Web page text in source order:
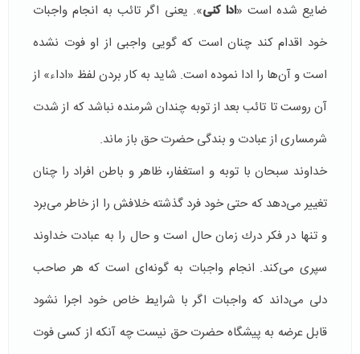
ضایع شده است «ادا كنی». یعنی اگر تائب به انجام واجبات
خود اقدام كند چنان است كه گویی واجبی از او فوت نشده
است و آن‌ها را ادا نموده است. شاید به كار بردن لفظ «اداء» از
آن روست تا تائب بعد از توبه چندان شرمنده نباشد كه از شدت
شرمساری از عبادت ‌و بندگی حضرت حق باز ماند.
خداوند سبحان با توبه و استغفار، ظاهر و باطن افراد را چنان
تغییر می‌دهد كه حتی خود فرد گذشته‌ خلافش را از خاطر می‌برد
و تنها در فكر درك زمان حال است و حال را به عبادت خداوند
سپری می‌كند. انجام واجبات به گونه‌ای است كه هر صاحب
دلی می‌داند كه واجبات اگر با شرایط خاص خود اجرا نشود
قابل عرضه به پیشگاه حضرت حق نیست چه آنكه از كسی فوت